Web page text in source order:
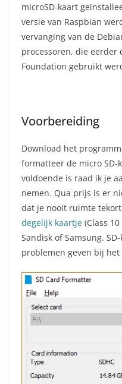
microSD-kaart
versie van Raspbian
vervanging van de
processoren, die eerder
Foundation gebruikt
Voorbereiding
Download het
formatteer de micro SD-
voldoende is raad ik je
nemen. Qua prijs is er
dat je nooit ruimte
degelijk kaartje (Class
Sandisk of Samsung.
problemen geven bij het